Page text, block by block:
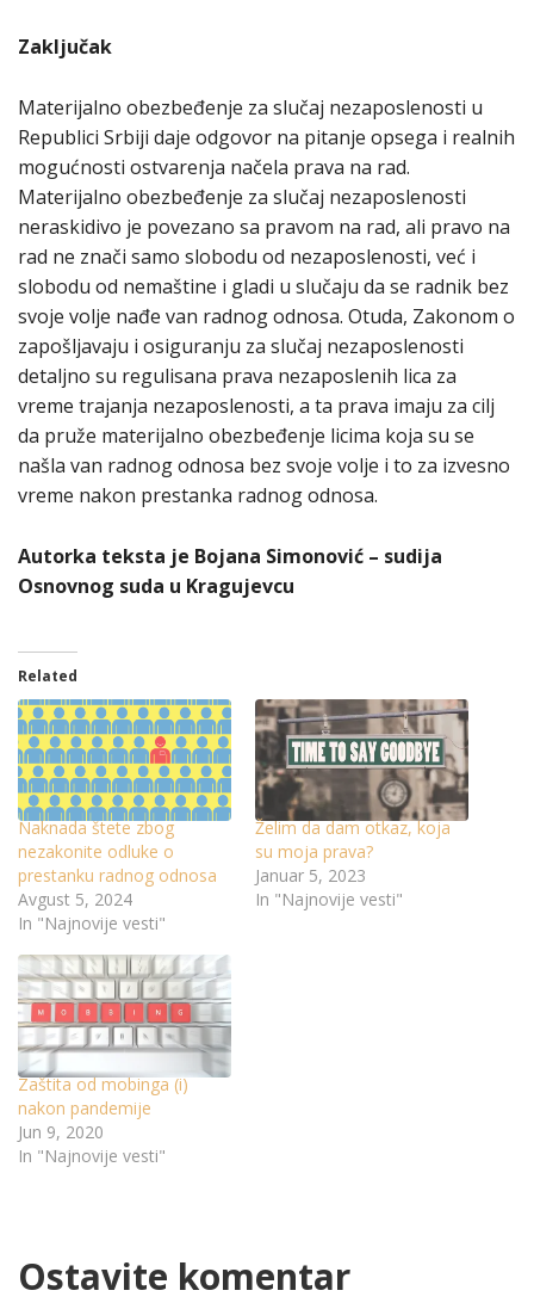
Zaključak
Materijalno obezbeđenje za slučaj nezaposlenosti u
Republici Srbiji daje odgovor na pitanje opsega i realnih
mogućnosti ostvarenja načela prava na rad.
Materijalno obezbeđenje za slučaj nezaposlenosti
neraskidivo je povezano sa pravom na rad, ali pravo na
rad ne znači samo slobodu od nezaposlenosti, već i
slobodu od nemaštine i gladi u slučaju da se radnik bez
svoje volje nađe van radnog odnosa. Otuda, Zakonom o
zapošljavaju i osiguranju za slučaj nezaposlenosti
detaljno su regulisana prava nezaposlenih lica za
vreme trajanja nezaposlenosti, a ta prava imaju za cilj
da pruže materijalno obezbeđenje licima koja su se
našla van radnog odnosa bez svoje volje i to za izvesno
vreme nakon prestanka radnog odnosa.
Autorka teksta je Bojana Simonović – sudija
Osnovnog suda u Kragujevcu
Related
Naknada štete zbog
nezakonite odluke o
prestanku radnog odnosa
Avgust 5, 2024
In "Najnovije vesti"
Želim da dam otkaz, koja
su moja prava?
Januar 5, 2023
In "Najnovije vesti"
Zaštita od mobinga (i)
nakon pandemije
Jun 9, 2020
In "Najnovije vesti"
Ostavite komentar